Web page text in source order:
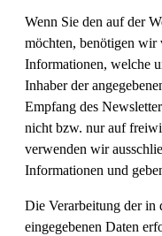
Wenn Sie den auf der
möchten, benötigen
Informationen, welche
Inhaber der
Empfang des
nicht bzw. nur auf
verwenden wir
Informationen und
Die Verarbeitung der in
eingegebenen Daten